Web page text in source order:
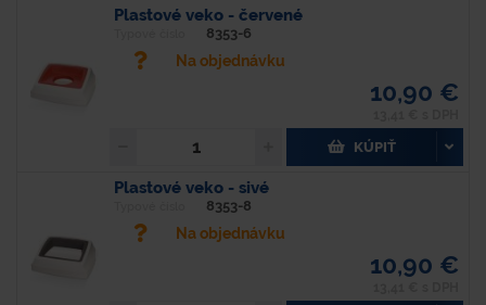
Plastové veko - červené
8353-6
Na objednávku
10,90 €
KÚPIŤ
Plastové veko - sivé
8353-8
Na objednávku
10,90 €